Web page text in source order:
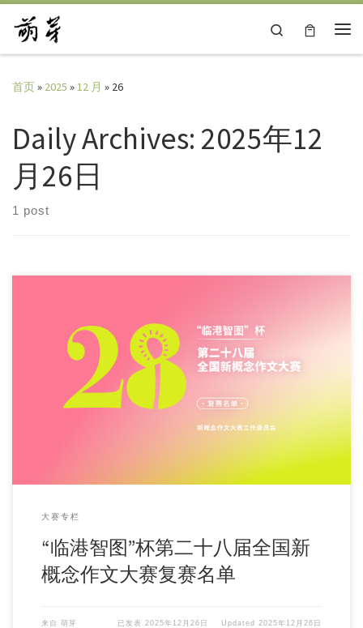
Skip to content
Search
首页» 2025 »12 月 » 26
Daily Archives: 2025年12
月26日
1 post
大赛专栏
“临港智图”杯第二十八届全国新
概念作文大赛复赛名单
来自 萌芽 已发表 2025年12月26日 Updated 2025年12月26日